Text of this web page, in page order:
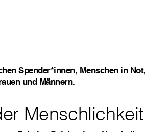
Spender*innen, Menschen in
und Männern.
Menschlichkeit